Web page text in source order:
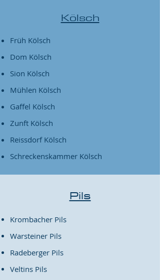
Kölsch
Früh Kölsch
Dom Kölsch
Sion Kölsch
Mühlen Kölsch
Gaffel Kölsch
Zunft Kölsch
Reissdorf Kölsch
Schreckenskammer Kölsch
Pils
Krombacher Pils
Warsteiner Pils
Radeberger Pils
Veltins Pils